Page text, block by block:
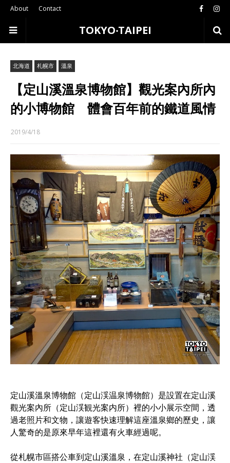
About Contact
TOKYO‧TAIPEI
北海道 札幌市 溫泉
【定山溪溫泉博物館】觀光案內所內
的小博物館 體會百年前的鐵道風情
2019/4/18
定山溪溫泉博物館（定山渓温泉博物館）是設置在定山溪
觀光案內所（定山渓観光案内所）裡的小小展示空間，透
過老照片和文物，讓遊客快速理解這座溫泉鄉的歷史，讓
人驚奇的是原來早年這裡還有火車經過呢。
從札幌市區搭公車到定山溪溫泉，在定山溪神社（定山渓